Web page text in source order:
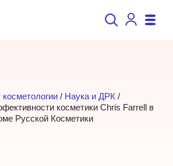
косметологии / Наука и ДРК /
косметики Chris Farrell в
Русской Косметики